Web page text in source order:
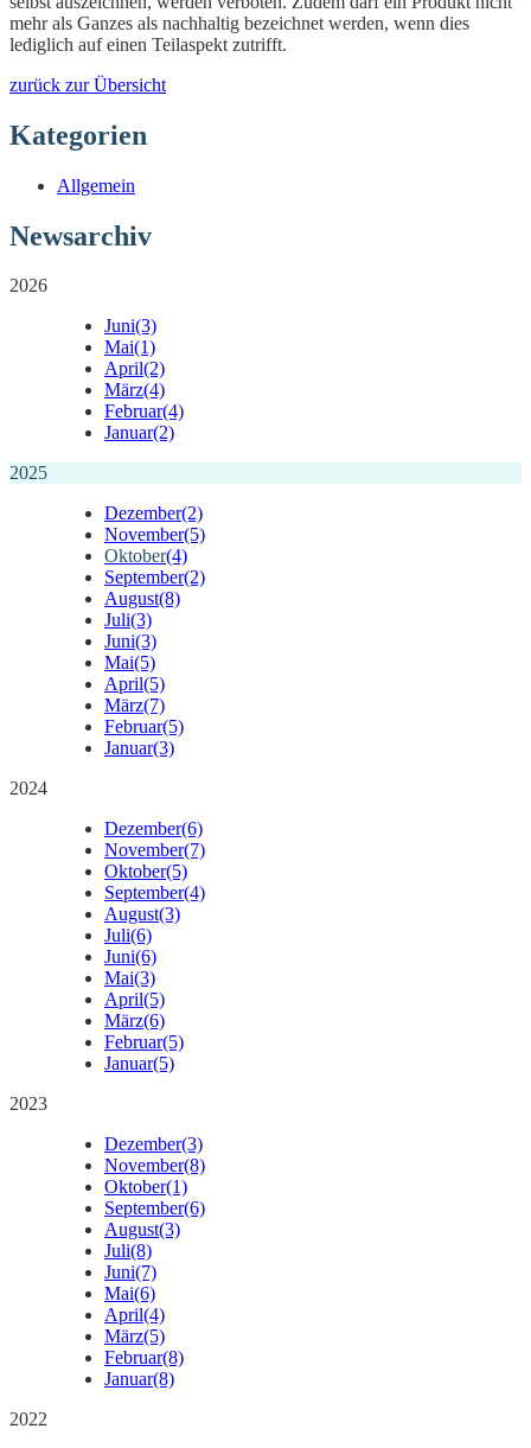
mehr als Ganzes als nachhaltig bezeichnet werden, wenn dies
lediglich auf einen Teilaspekt zutrifft.
zurück zur Übersicht
Kategorien
Allgemein
Newsarchiv
2026
Juni(3)
Mai(1)
April(2)
März(4)
Februar(4)
Januar(2)
2025
Dezember(2)
November(5)
Oktober(4)
September(2)
August(8)
Juli(3)
Juni(3)
Mai(5)
April(5)
März(7)
Februar(5)
Januar(3)
2024
Dezember(6)
November(7)
Oktober(5)
September(4)
August(3)
Juli(6)
Juni(6)
Mai(3)
April(5)
März(6)
Februar(5)
Januar(5)
2023
Dezember(3)
November(8)
Oktober(1)
September(6)
August(3)
Juli(8)
Juni(7)
Mai(6)
April(4)
März(5)
Februar(8)
Januar(8)
2022